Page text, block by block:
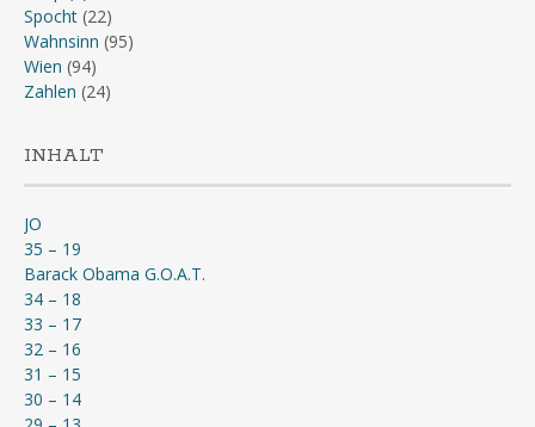
Spocht (22)
Wahnsinn (95)
Wien (94)
Zahlen (24)
INHALT
JO
35 – 19
Barack Obama G.O.A.T.
34 – 18
33 – 17
32 – 16
31 – 15
30 – 14